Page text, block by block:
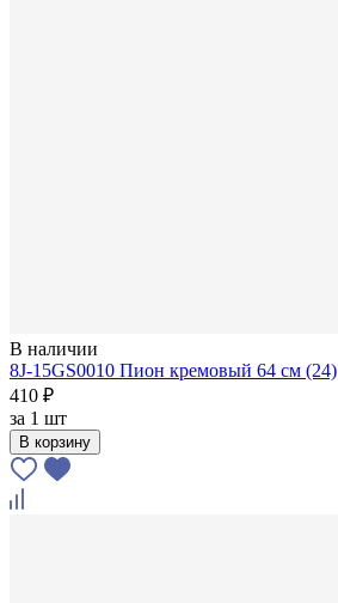
В наличии
8J-15GS0010 Пион кремовый 64 см (24)
410 ₽
за 1 шт
В корзину